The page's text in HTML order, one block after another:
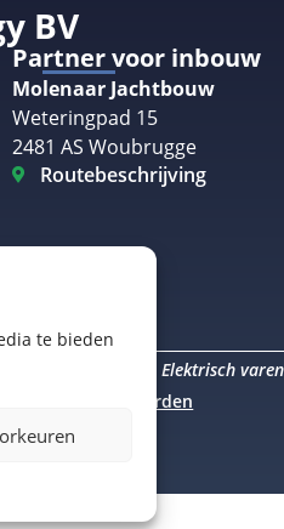
te bieden
BV
Partner voor inbouw
Molenaar Jachtbouw
Weteringpad 15
2481 AS Woubrugge
Routebeschrijving
Elektrisch
Algemene voorwaarden